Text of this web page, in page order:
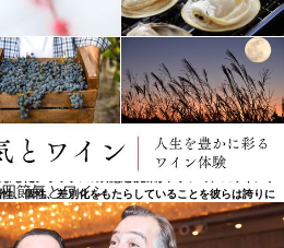
じ哲学を持った会社です。そして、新しい葡萄畑、設
ことに加えて、2001年、国際的に有名なカリフォルニ
した。ホッブスの知恵と洗練が、プレミアムワインや
、個性、差別化をもたらしていることを彼らは誇りに
節気とワイン